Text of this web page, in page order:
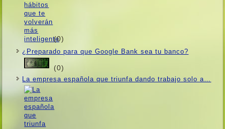
(0)
¿Preparado para que Google Bank sea tu banco?
(0)
La empresa española que triunfa dando trabajo solo a…